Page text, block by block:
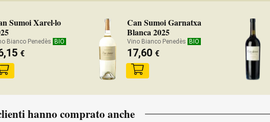
Sumoi Xarel·lo
Bianco Penedès BIO
€
Can Sumoi Garnatxa
Blanca 2025
Vino Bianco Penedès BIO
17,60 €
hanno comprato anche